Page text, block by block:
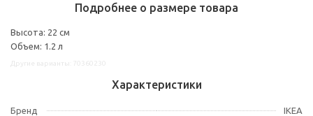
Подробнее о размере товара
Высота: 22 см
Объем: 1.2 л
Характеристики
Бренд
IKEA